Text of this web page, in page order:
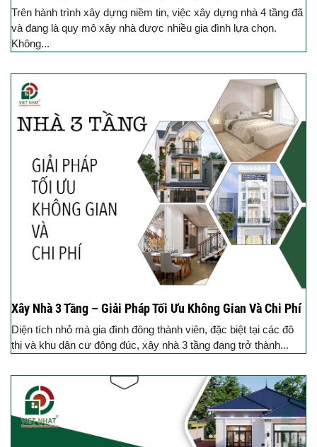
Trên hành trình xây dựng niềm tin, việc xây dựng nhà 4 tầng đã
và đang là quy mô xây nhà được nhiều gia đình lựa chọn.
Không...
Xây Nhà 3 Tầng – Giải Pháp Tối Ưu Không Gian Và Chi Phí
Diện tích nhỏ mà gia đình đông thành viên, đặc biệt tại các đô
thị và khu dân cư đông đúc, xây nhà 3 tầng đang trở thành...